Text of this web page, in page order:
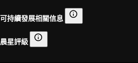
可持續發展相關信息 可持續發展相關信息
晨星評級 晨星評級